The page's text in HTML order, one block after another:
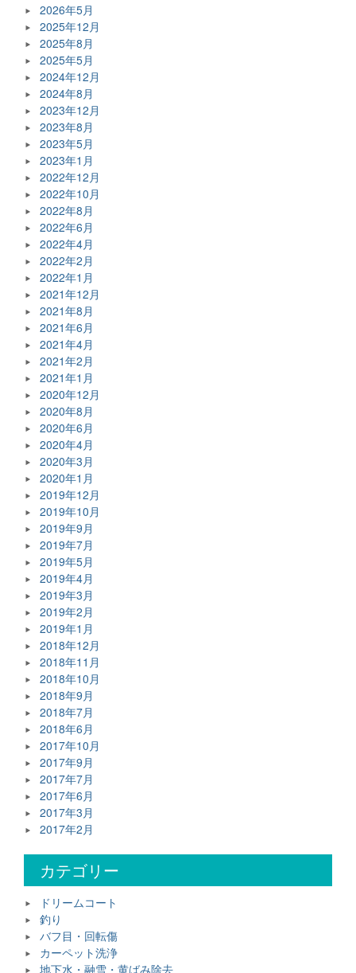
2026年5月
2025年12月
2025年8月
2025年5月
2024年12月
2024年8月
2023年12月
2023年8月
2023年5月
2023年1月
2022年12月
2022年10月
2022年8月
2022年6月
2022年4月
2022年2月
2022年1月
2021年12月
2021年8月
2021年6月
2021年4月
2021年2月
2021年1月
2020年12月
2020年8月
2020年6月
2020年4月
2020年3月
2020年1月
2019年12月
2019年10月
2019年9月
2019年7月
2019年5月
2019年4月
2019年3月
2019年2月
2019年1月
2018年12月
2018年11月
2018年10月
2018年9月
2018年7月
2018年6月
2017年10月
2017年9月
2017年7月
2017年6月
2017年3月
2017年2月
カテゴリー
ドリームコート
釣り
バフ目・回転傷
カーペット洗浄
地下水・融雪・黄ばみ除去